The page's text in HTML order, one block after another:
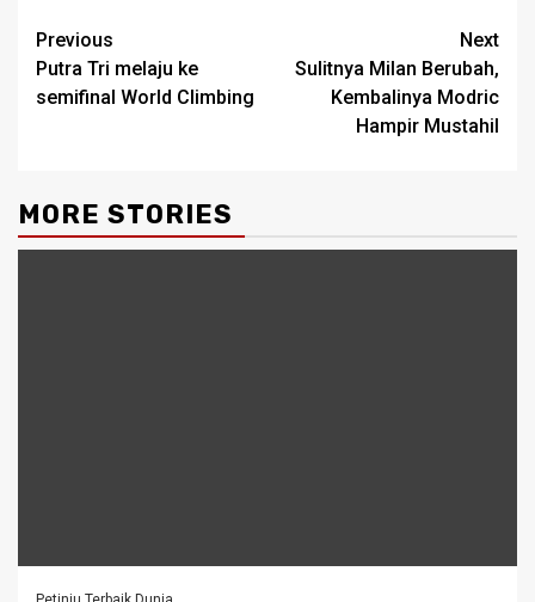
Post
navigation
Previous
Putra Tri melaju ke
semifinal World Climbing
Next
Sulitnya Milan Berubah,
Kembalinya Modric
Hampir Mustahil
MORE STORIES